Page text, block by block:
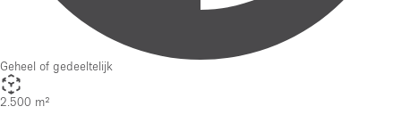
Geheel of gedeeltelijk
2.500 m²